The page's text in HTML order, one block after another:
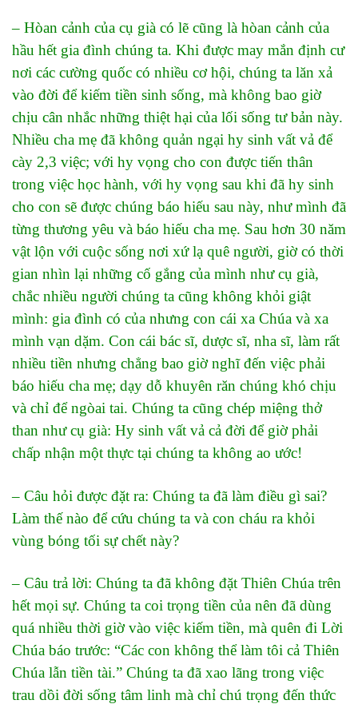
– Hòan cảnh của cụ già có lẽ cũng là hòan cảnh của
hầu hết gia đình chúng ta. Khi được may mắn định cư
nơi các cường quốc có nhiều cơ hội, chúng ta lăn xả
vào đời để kiếm tiền sinh sống, mà không bao giờ
chịu cân nhắc những thiệt hại của lối sống tư bản này.
Nhiều cha mẹ đã không quản ngại hy sinh vất vả để
cày 2,3 việc; với hy vọng cho con được tiến thân
trong việc học hành, với hy vọng sau khi đã hy sinh
cho con sẽ được chúng báo hiếu sau này, như mình đã
từng thương yêu và báo hiếu cha mẹ. Sau hơn 30 năm
vật lộn với cuộc sống nơi xứ lạ quê người, giờ có thời
gian nhìn lại những cố gắng của mình như cụ già,
chắc nhiều người chúng ta cũng không khỏi giật
mình: gia đình có của nhưng con cái xa Chúa và xa
mình vạn dặm. Con cái bác sĩ, dược sĩ, nha sĩ, làm rất
nhiều tiền nhưng chẳng bao giờ nghĩ đến việc phải
báo hiếu cha mẹ; dạy dỗ khuyên răn chúng khó chịu
và chỉ để ngòai tai. Chúng ta cũng chép miệng thở
than như cụ già: Hy sinh vất vả cả đời để giờ phải
chấp nhận một thực tại chúng ta không ao ước!
– Câu hỏi được đặt ra: Chúng ta đã làm điều gì sai?
Làm thế nào để cứu chúng ta và con cháu ra khỏi
vùng bóng tối sự chết này?
– Câu trả lời: Chúng ta đã không đặt Thiên Chúa trên
hết mọi sự. Chúng ta coi trọng tiền của nên đã dùng
quá nhiều thời giờ vào việc kiếm tiền, mà quên đi Lời
Chúa báo trước: “Các con không thể làm tôi cả Thiên
Chúa lẫn tiền tài.” Chúng ta đã xao lãng trong việc
trau dồi đời sống tâm linh mà chỉ chú trọng đến thức